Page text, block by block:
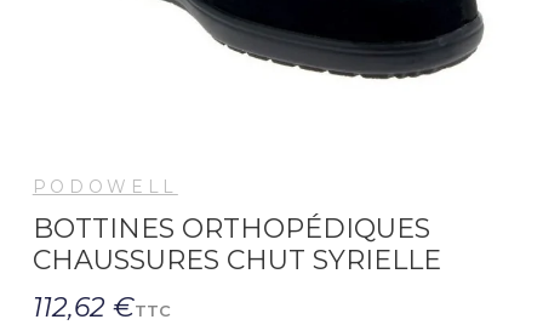
PODOWELL
BOTTINES ORTHOPÉDIQUES
CHAUSSURES CHUT SYRIELLE
112,62 €TTC